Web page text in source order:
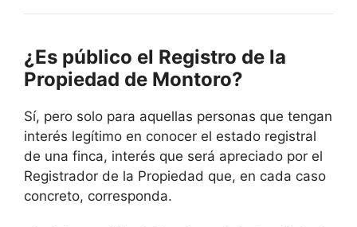
¿Es público el Registro de la
Propiedad de Montoro?
Sí, pero solo para aquellas personas que tengan
interés legítimo en conocer el estado registral
de una finca, interés que será apreciado por el
Registrador de la Propiedad que, en cada caso
concreto, corresponda.